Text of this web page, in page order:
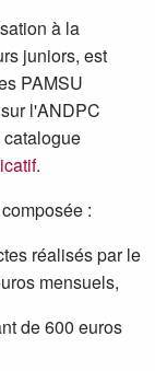
à la
juniors, est
PAMSU
l'ANDPC
:
réalisés par le
mensuels,
de 600 euros